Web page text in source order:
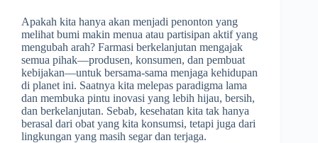
Apakah kita hanya akan menjadi penonton yang
melihat bumi makin menua atau partisipan aktif yang
mengubah arah? Farmasi berkelanjutan mengajak
semua pihak—produsen, konsumen, dan pembuat
kebijakan—untuk bersama-sama menjaga kehidupan
di planet ini. Saatnya kita melepas paradigma lama
dan membuka pintu inovasi yang lebih hijau, bersih,
dan berkelanjutan. Sebab, kesehatan kita tak hanya
berasal dari obat yang kita konsumsi, tetapi juga dari
lingkungan yang masih segar dan terjaga.